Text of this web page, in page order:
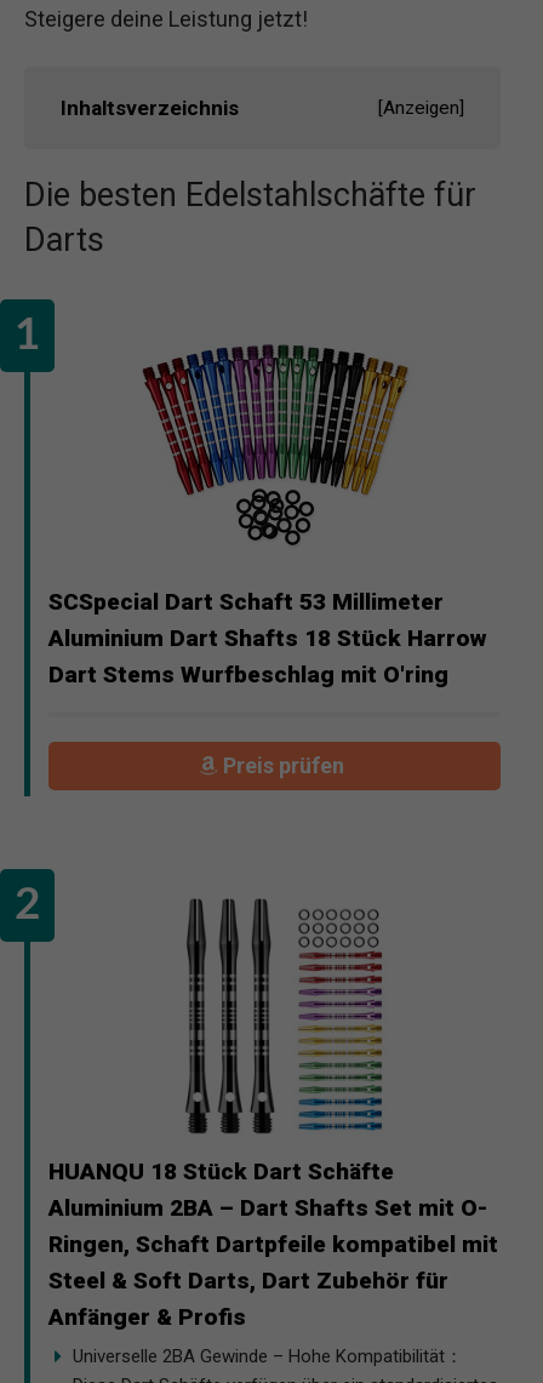
Steigere deine Leistung jetzt!
Inhaltsverzeichnis [Anzeigen]
Die besten Edelstahlschäfte für
Darts
SCSpecial Dart Schaft 53 Millimeter
Aluminium Dart Shafts 18 Stück Harrow
Dart Stems Wurfbeschlag mit O'ring
Preis prüfen
HUANQU 18 Stück Dart Schäfte
Aluminium 2BA – Dart Shafts Set mit O-
Ringen, Schaft Dartpfeile kompatibel mit
Steel & Soft Darts, Dart Zubehör für
Anfänger & Profis
Universelle 2BA Gewinde – Hohe Kompatibilität：